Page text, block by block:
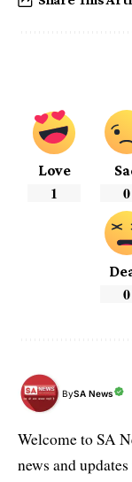
Love
1 0
0
BySA News
Welcome to SA
news and